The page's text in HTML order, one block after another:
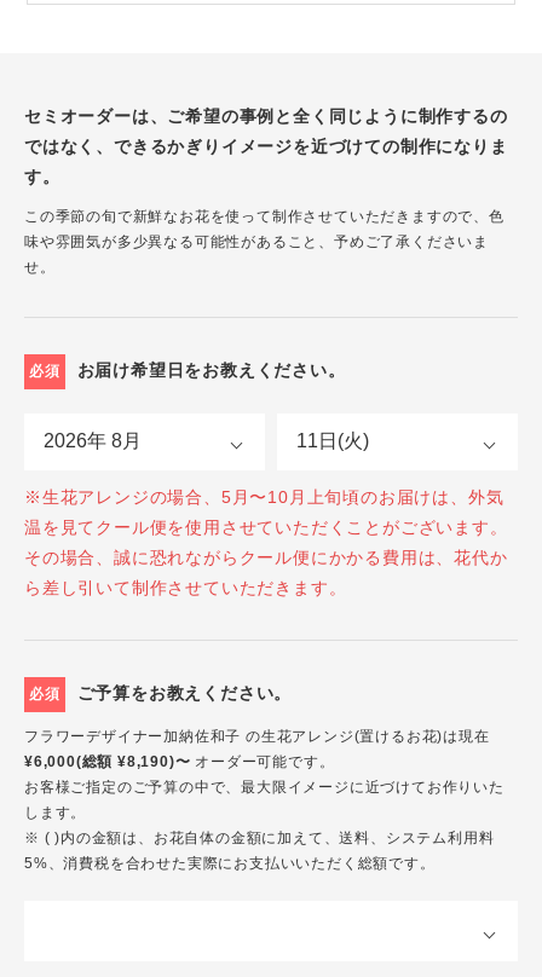
セミオーダーは、ご希望の事例と全く同じように制作するの
ではなく、できるかぎりイメージを近づけての制作になりま
す。
この季節の旬で新鮮なお花を使って制作させていただきますので、色
味や雰囲気が多少異なる可能性があること、予めご了承くださいま
せ。
必須 お届け希望日をお教えください。
※生花アレンジの場合、5月〜10月上旬頃のお届けは、外気
温を見てクール便を使用させていただくことがございます。
その場合、誠に恐れながらクール便にかかる費用は、花代か
ら差し引いて制作させていただきます。
必須 ご予算をお教えください。
フラワーデザイナー加納佐和子 の生花アレンジ(置けるお花)は現在
¥6,000(総額 ¥8,190)〜 オーダー可能です。
お客様ご指定のご予算の中で、最大限イメージに近づけてお作りいた
します。
※ ( )内の金額は、お花自体の金額に加えて、送料、システム利用料
5%、消費税を合わせた実際にお支払いいただく総額です。